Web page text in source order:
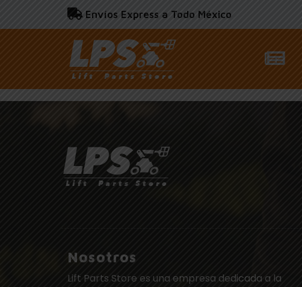
Envíos Express a Todo México
Nosotros
Lift Parts Store es una empresa dedicada a la